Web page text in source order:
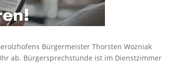
Bürgermeister Thorsten Wozniak
ab. Bürgersprechstunde ist im Dienstzimmer